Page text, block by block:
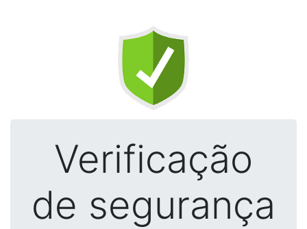
Verificação
de segurança